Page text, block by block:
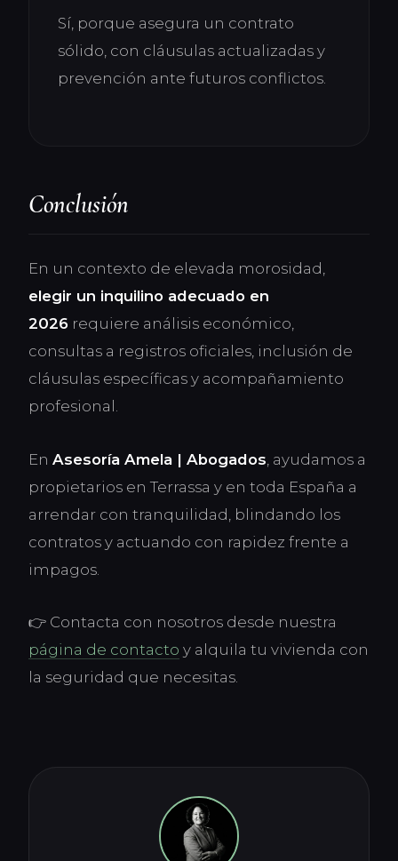
Sí, porque asegura un contrato
sólido, con cláusulas actualizadas y
prevención ante futuros conflictos.
Conclusión
En un contexto de elevada morosidad,
elegir un inquilino adecuado en
2026 requiere análisis económico,
consultas a registros oficiales, inclusión de
cláusulas específicas y acompañamiento
profesional.
En Asesoría Amela | Abogados , ayudamos a
propietarios en Terrassa y en toda España a
arrendar con tranquilidad, blindando los
contratos y actuando con rapidez frente a
impagos.
👉 Contacta con nosotros desde nuestra
página de contacto y alquila tu vivienda con
la seguridad que necesitas.